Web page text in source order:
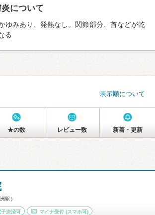
について
ゆみあり、発熱なし。関節部分、首などが乾
る
表示順について
★の数 レビュー数 新着・更新
駅）
子決済可 マイナ受付 (スマホ可)